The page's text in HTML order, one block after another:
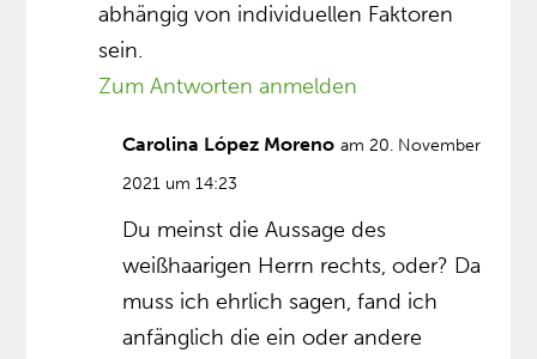
abhängig von individuellen Faktoren
sein.
Zum Antworten anmelden
Carolina López Moreno am 20. November
2021 um 14:23
Du meinst die Aussage des
weißhaarigen Herrn rechts, oder? Da
muss ich ehrlich sagen, fand ich
anfänglich die ein oder andere